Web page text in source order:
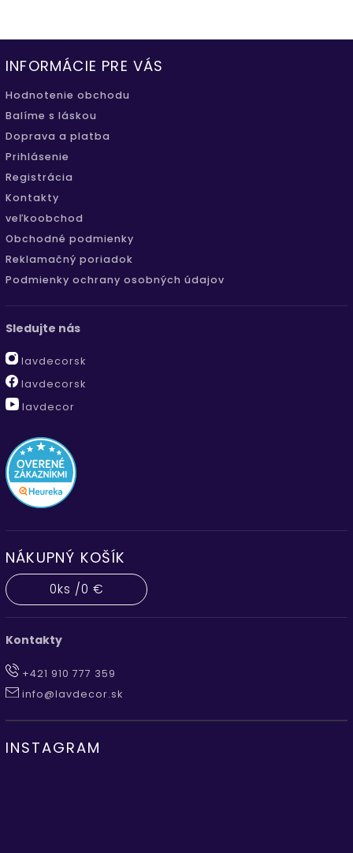
INFORMÁCIE PRE VÁS
Hodnotenie obchodu
Balíme s láskou
Doprava a platba
Prihlásenie
Registrácia
Kontakty
veľkoobchod
Obchodné podmienky
Reklamačný poriadok
Podmienky ochrany osobných údajov
Sledujte nás
lavdecorsk
lavdecorsk
lavdecor
NÁKUPNÝ KOŠÍK
0ks /0 €
Kontakty
+421 910 777 359
info@lavdecor.sk
INSTAGRAM